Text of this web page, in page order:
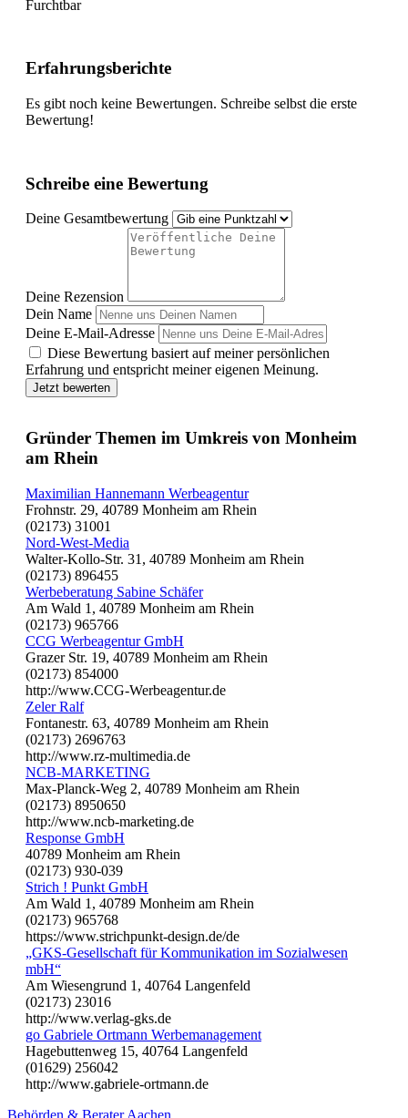
Furchtbar
Erfahrungsberichte
Es gibt noch keine Bewertungen. Schreibe selbst die erste
Bewertung!
Schreibe eine Bewertung
Deine Gesamtbewertung
Deine Rezension
Dein Name
Deine E-Mail-Adresse
Diese Bewertung basiert auf meiner persönlichen
Erfahrung und entspricht meiner eigenen Meinung.
Jetzt bewerten
Gründer Themen im Umkreis von Monheim
am Rhein
Maximilian Hannemann Werbeagentur
Frohnstr. 29, 40789 Monheim am Rhein
(02173) 31001
Nord-West-Media
Walter-Kollo-Str. 31, 40789 Monheim am Rhein
(02173) 896455
Werbeberatung Sabine Schäfer
Am Wald 1, 40789 Monheim am Rhein
(02173) 965766
CCG Werbeagentur GmbH
Grazer Str. 19, 40789 Monheim am Rhein
(02173) 854000
http://www.CCG-Werbeagentur.de
Zeler Ralf
Fontanestr. 63, 40789 Monheim am Rhein
(02173) 2696763
http://www.rz-multimedia.de
NCB-MARKETING
Max-Planck-Weg 2, 40789 Monheim am Rhein
(02173) 8950650
http://www.ncb-marketing.de
Response GmbH
40789 Monheim am Rhein
(02173) 930-039
Strich ! Punkt GmbH
Am Wald 1, 40789 Monheim am Rhein
(02173) 965768
https://www.strichpunkt-design.de/de
„GKS-Gesellschaft für Kommunikation im Sozialwesen
mbH“
Am Wiesengrund 1, 40764 Langenfeld
(02173) 23016
http://www.verlag-gks.de
go Gabriele Ortmann Werbemanagement
Hagebuttenweg 15, 40764 Langenfeld
(01629) 256042
http://www.gabriele-ortmann.de
Behörden & Berater Aachen